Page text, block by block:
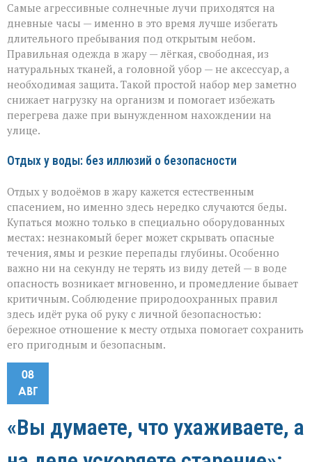
Самые агрессивные солнечные лучи приходятся на
дневные часы — именно в это время лучше избегать
длительного пребывания под открытым небом.
Правильная одежда в жару — лёгкая, свободная, из
натуральных тканей, а головной убор — не аксессуар, а
необходимая защита. Такой простой набор мер заметно
снижает нагрузку на организм и помогает избежать
перегрева даже при вынужденном нахождении на
улице.
Отдых у воды: без иллюзий о безопасности
Отдых у водоёмов в жару кажется естественным
спасением, но именно здесь нередко случаются беды.
Купаться можно только в специально оборудованных
местах: незнакомый берег может скрывать опасные
течения, ямы и резкие перепады глубины. Особенно
важно ни на секунду не терять из виду детей — в воде
опасность возникает мгновенно, и промедление бывает
критичным. Соблюдение природоохранных правил
здесь идёт рука об руку с личной безопасностью:
бережное отношение к месту отдыха помогает сохранить
его пригодным и безопасным.
08
АВГ
«Вы думаете, что ухаживаете, а